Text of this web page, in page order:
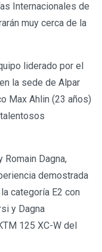
Internacionales de
muy cerca de la
liderado por el
la sede de Alpar
Max Ahlin (23 años)
Romain Dagna,
demostrada
categoría E2 con
y Dagna
125 XC-W del